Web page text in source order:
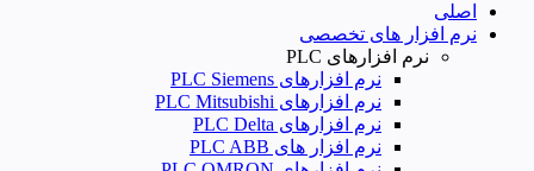
اصلی
نرم افزار های تخصصی
نرم افزارهای PLC
نرم افزارهای PLC Siemens
نرم افزارهای PLC Mitsubishi
نرم‌ افزارهای PLC Delta
نرم افزار های PLC ABB